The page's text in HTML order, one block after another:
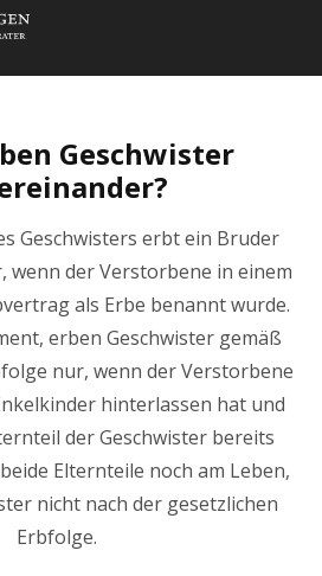
Geschwister
Geschwisters erbt ein Bruder
wenn der Verstorbene in einem
als Erbe benannt wurde.
erben Geschwister gemäß
nur, wenn der Verstorbene
hinterlassen hat und
der Geschwister bereits
Elternteile noch am Leben,
nicht nach der gesetzlichen
Erbfolge.